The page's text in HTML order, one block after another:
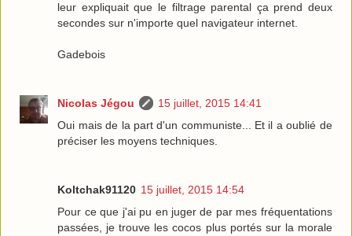
leur expliquait que le filtrage parental ça prend deux
secondes sur n'importe quel navigateur internet.
Gadebois
Nicolas Jégou
15 juillet, 2015 14:41
Oui mais de la part d'un communiste... Et il a oublié de
préciser les moyens techniques.
Koltchak91120 15 juillet, 2015 14:54
Pour ce que j'ai pu en juger de par mes fréquentations
passées, je trouve les cocos plus portés sur la morale